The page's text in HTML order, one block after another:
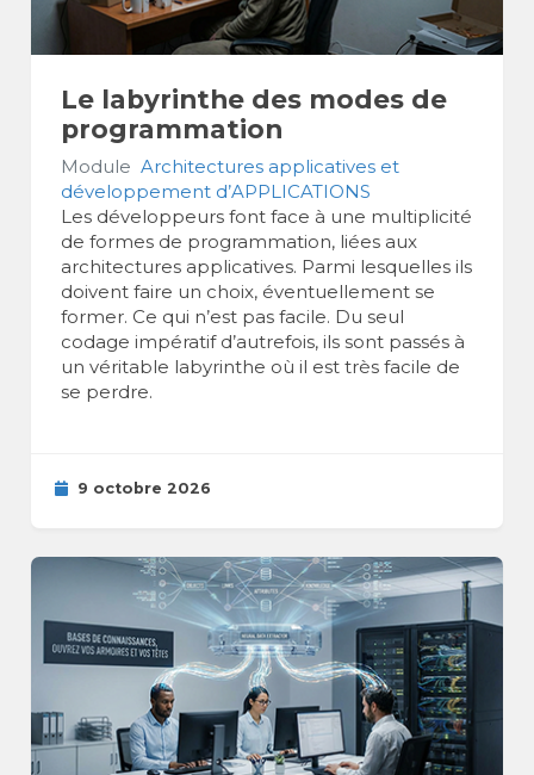
Le labyrinthe des modes de
programmation
Module Architectures applicatives et
développement d’APPLICATIONS
Les développeurs font face à une multiplicité
de formes de programmation, liées aux
architectures applicatives. Parmi lesquelles ils
doivent faire un choix, éventuellement se
former. Ce qui n’est pas facile. Du seul
codage impératif d’autrefois, ils sont passés à
un véritable labyrinthe où il est très facile de
se perdre.
9 octobre 2026